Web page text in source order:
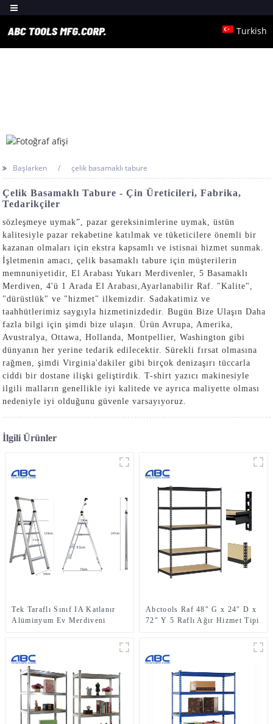
Turkish
Başlarken çelik basamaklı tabure
Çelik Basamaklı Tabure - Çin Üreticileri, Fabrika,
Tedarikçiler
sözleşmeye uymak”, pazar gereksinimlerine uymak, üstün
kalitesiyle pazar rekabetine katılmak ve tüketicilere önemli bir
kazanan olmaları için ekstra kapsamlı ve istisnai hizmet sunmak.
İşletmenin amacı, çelik basamaklı tabure için müşterilerin
memnuniyetidir,El Arabası Yukarı Merdivenler ,5 Basamaklı
Merdiven
,4'ü 1 Arada El Arabası Ayarlanabilir Raf . "Kalite",
"dürüstlük" ve "hizmet" ilkemizdir. Sadakatimiz ve
taahhütlerimiz saygıyla hizmetinizdedir. Bugün Bize Ulaşın Daha
fazla bilgi için şimdi bize ulaşın. Ürün Avrupa, Amerika,
Avustralya, Ottawa, Hollanda, Montpellier, Washington gibi
dünyanın her yerine tedarik edilecektir. Sürekli fırsat olmasına
rağmen, şimdi Virginia'dakiler gibi birçok denizaşırı tüccarla
ciddi bir dostane ilişki geliştirdik. T-shirt yazıcı makinesiyle
ilgili malların genellikle iyi kalitede ve ayrıca maliyette olması
nedeniyle iyi olduğunu güvenle varsayıyoruz.
İlgili Ürünler
Tek Taraflı Sınıf IA Katlanır
Alüminyum Ev Merdiveni
Abctools Raf 48″ G x 24″ D x
72″ Y 5 Raflı Ağır Hizmet Tipi
Depolama Rafları